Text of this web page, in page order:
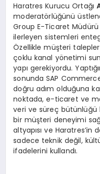
Haratres Kurucu Ortağı
moderatörlüğünü
Group E-Ticaret Müdürü
ilerleyen sistemleri
Özellikle müşteri
çoklu kanal yönetimi
yapı gerekiyordu.
sonunda SAP
doğru adım olduğuna
noktada, e-ticaret ve
veri ve süreç bütünlüğü
bir müşteri deneyimi
altyapısı ve
sadece teknik değil,
ifadelerini kullandı.